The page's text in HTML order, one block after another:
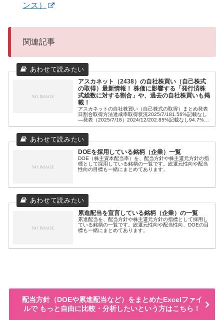
ンス）
関連記事
アスカネット（2438）の自社株買い（自己株式
の取得）最新情報！ 株価に影響する「発行済株
式総数に対する割合」や、過去の自社株買いも掲
載！
アスカネットの自社株買い（自己株式の取得）まとめ発表
日割合取得方法達成率取得状況2025/7/181.56%記載なし
―発表（2025/7/18）2024/12/202.85%記載なし94.7%終
DOEを採用している銘柄（企業）一覧
DOE（株主資本配当率）を、配当方針や株主還元方針の指
標として採用している銘柄の一覧です。総還元性向や配当
性向の目標も一緒にまとめてあります。
累進配当を宣言している銘柄（企業）の一覧
累進配当を、配当方針や株主還元方針の指標として採用し
ている銘柄の一覧です。総還元性向や配当性向、DOEの目
標も一緒にまとめてあります。
配当方針（DOEや累進配当など）をまとめたExcelファイ
ルで もっと自由に比較・分析したいという方はこちら！